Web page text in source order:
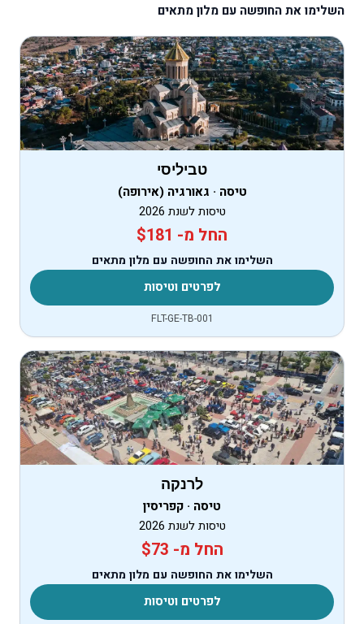
השלימו את החופשה עם מלון מתאים
טביליסי
טיסה · גאורגיה (אירופה)
טיסות לשנת 2026
החל מ- $181
השלימו את החופשה עם מלון מתאים
לפרטים וטיסות
FLT-GE-TB-001
לרנקה
טיסה · קפריסין
טיסות לשנת 2026
החל מ- $73
השלימו את החופשה עם מלון מתאים
לפרטים וטיסות